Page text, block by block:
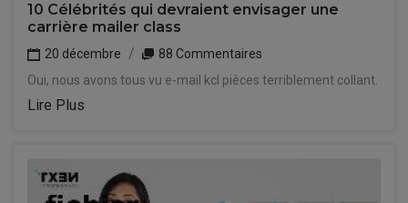
10 Célébrités qui devraient envisager une
carrière mailer class
20 décembre
88 Commentaires
Oui, nous avons tous vu e-mail kcl pièces terriblement collant.
Lire Plus